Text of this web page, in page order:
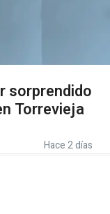
sorprendido
Torrevieja
Hace 2 días